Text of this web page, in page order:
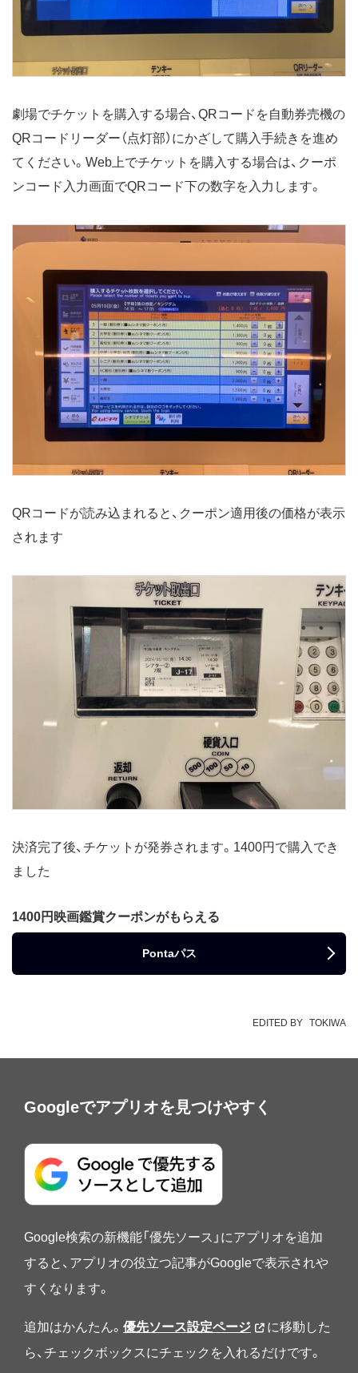
劇場でチケットを購入する場合、QRコードを自動券売機の
QRコードリーダー（点灯部）にかざして購入手続きを進め
てください。Web上でチケットを購入する場合は、クーポ
ンコード入力画面でQRコード下の数字を入力します。
QRコードが読み込まれると、クーポン適用後の価格が表示
されます
決済完了後、チケットが発券されます。1400円で購入でき
ました
1400円映画鑑賞クーポンがもらえる
Pontaパス
EDITED BY TOKIWA
Googleでアプリオを見つけやすく
Google検索の新機能「優先ソース」にアプリオを追加
すると、アプリオの役立つ記事がGoogleで表示されや
すくなります。
追加はかんたん。 優先ソース設定ページ
に移動した
ら、チェックボックスにチェックを入れるだけです。